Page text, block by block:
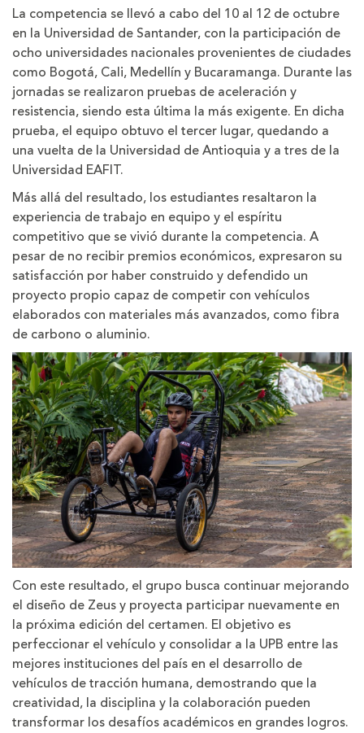
La competencia se llevó a cabo del 10 al 12 de octubre
en la Universidad de Santander, con la participación de
ocho universidades nacionales provenientes de ciudades
como Bogotá, Cali, Medellín y Bucaramanga. Durante las
jornadas se realizaron pruebas de aceleración y
resistencia, siendo esta última la más exigente. En dicha
prueba, el equipo obtuvo el tercer lugar, quedando a
una vuelta de la Universidad de Antioquia y a tres de la
Universidad EAFIT.
Más allá del resultado, los estudiantes resaltaron la
experiencia de trabajo en equipo y el espíritu
competitivo que se vivió durante la competencia. A
pesar de no recibir premios económicos, expresaron su
satisfacción por haber construido y defendido un
proyecto propio capaz de competir con vehículos
elaborados con materiales más avanzados, como fibra
de carbono o aluminio.
Con este resultado, el grupo busca continuar mejorando
el diseño de Zeus y proyecta participar nuevamente en
la próxima edición del certamen. El objetivo es
perfeccionar el vehículo y consolidar a la UPB entre las
mejores instituciones del país en el desarrollo de
vehículos de tracción humana, demostrando que la
creatividad, la disciplina y la colaboración pueden
transformar los desafíos académicos en grandes logros.